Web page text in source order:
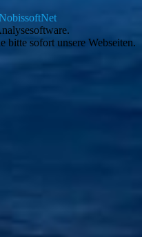
bitte sofort unsere Webseiten.